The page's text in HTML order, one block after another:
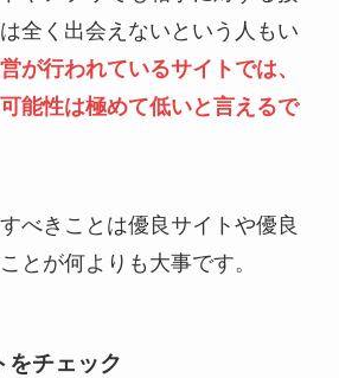
全く出会えないという人もい
が行われているサイトでは、
能性は極めて低いと言えるで
べきことは優良サイトや優良
とが何よりも大事です。
をチェック